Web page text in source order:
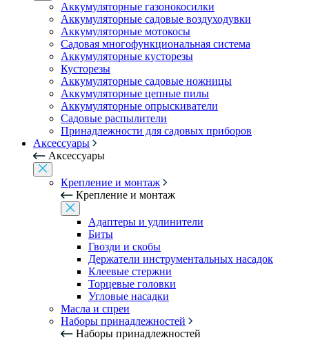
Аккумуляторные газонокосилки
Аккумуляторные садовые воздуходувки
Аккумуляторные мотокосы
Садовая многофункциональная система
Аккумуляторные кусторезы
Кусторезы
Аккумуляторные садовые ножницы
Аккумуляторные цепные пилы
Аккумуляторные опрыскиватели
Садовые распылители
Принадлежности для садовых приборов
Аксессуары
Аксессуары
Крепление и монтаж
Крепление и монтаж
Адаптеры и удлинители
Биты
Гвозди и скобы
Держатели инструментальных насадок
Клеевые стержни
Торцевые головки
Угловые насадки
Масла и спреи
Наборы принадлежностей
Наборы принадлежностей